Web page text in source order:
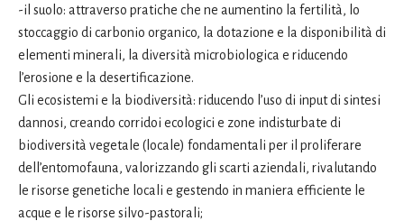
-il suolo: attraverso pratiche che ne aumentino la fertilità, lo
stoccaggio di carbonio organico, la dotazione e la disponibilità di
elementi minerali, la diversità microbiologica e riducendo
l’erosione e la desertificazione.
Gli ecosistemi e la biodiversità: riducendo l’uso di input di sintesi
dannosi, creando corridoi ecologici e zone indisturbate di
biodiversità vegetale (locale) fondamentali per il proliferare
dell’entomofauna, valorizzando gli scarti aziendali, rivalutando
le risorse genetiche locali e gestendo in maniera efficiente le
acque e le risorse silvo-pastorali;